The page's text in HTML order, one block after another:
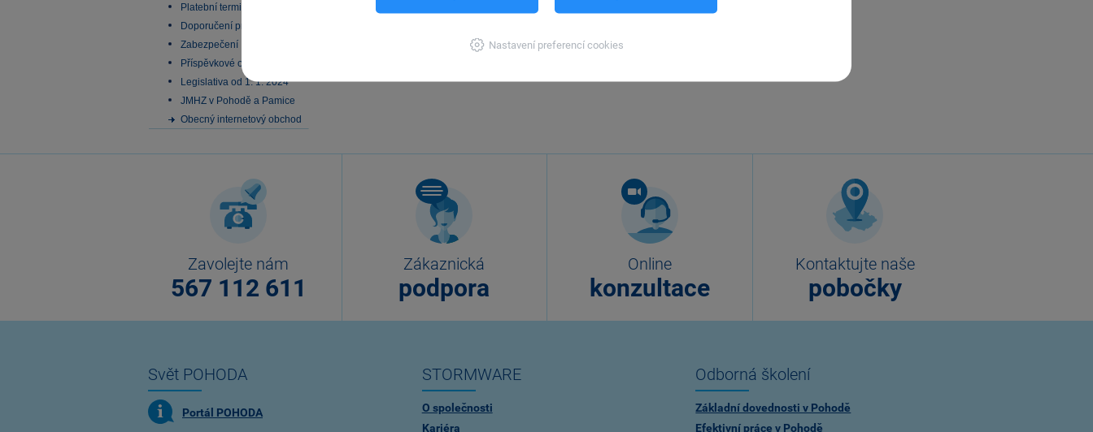
Nastavení preferencí cookies
Platební terminály
Doporučení pro zálohování
Zabezpečení
Příspěvkové organizace
Legislativa od 1. 1. 2024
JMHZ v Pohodě a Pamice
Obecný internetový obchod
Zavolejte nám
567 112 611
Zákaznická
podpora
Online
konzultace
Kontaktujte naše
pobočky
Svět POHODA
Portál POHODA
STORMWARE
O společnosti
Kariéra
Odborná školení
Základní dovednosti v Pohodě
Efektivní práce v Pohodě